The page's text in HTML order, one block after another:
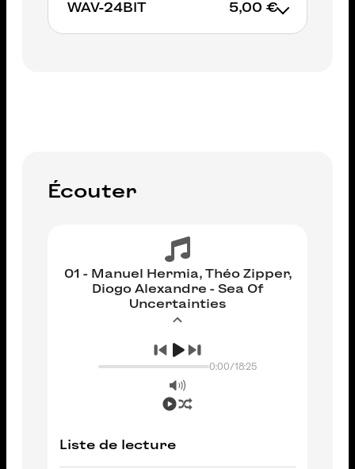
AJOUTER AU PANIER
WAV-24BIT 5,00 €
Écouter
01 - Manuel Hermia, Théo Zipper,
Diogo Alexandre - Sea Of
Uncertainties
0:00/18:25
Liste de lecture